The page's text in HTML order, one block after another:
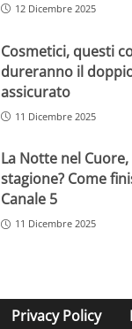
12 Dicembre 2025
Cosmetici, questi
dureranno il
assicurato
11 Dicembre 2025
La Notte nel Cuore,
stagione? Come
Canale 5
11 Dicembre 2025
Privacy Policy